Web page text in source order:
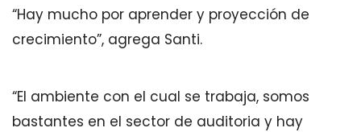
“Hay mucho por aprender y proyección de
crecimiento”, agrega Santi.
“El ambiente con el cual se trabaja, somos
bastantes en el sector de auditoria y hay